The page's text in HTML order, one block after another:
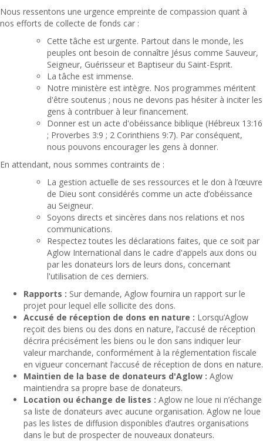
Nous ressentons une urgence empreinte de compassion quant à
nos efforts de collecte de fonds car :
Cette tâche est urgente. Partout dans le monde, les
peuples ont besoin de connaître Jésus comme Sauveur,
Seigneur, Guérisseur et Baptiseur du Saint-Esprit.
La tâche est immense.
Notre ministère est intègre. Nos programmes méritent
d'être soutenus ; nous ne devons pas hésiter à inciter les
gens à contribuer à leur financement.
Donner est un acte d'obéissance biblique (Hébreux 13:16
; Proverbes 3:9 ; 2 Corinthiens 9:7). Par conséquent,
nous pouvons encourager les gens à donner.
En attendant, nous sommes contraints de :
La gestion actuelle de ses ressources et le don à l’œuvre
de Dieu sont considérés comme un acte d’obéissance
au Seigneur.
Soyons directs et sincères dans nos relations et nos
communications.
Respectez toutes les déclarations faites, que ce soit par
Aglow International dans le cadre d'appels aux dons ou
par les donateurs lors de leurs dons, concernant
l'utilisation de ces derniers.
Rapports : Sur demande, Aglow fournira un rapport sur le
projet pour lequel elle sollicite des dons.
Accusé de réception de dons en nature : Lorsqu’Aglow
reçoit des biens ou des dons en nature, l’accusé de réception
décrira précisément les biens ou le don sans indiquer leur
valeur marchande, conformément à la réglementation fiscale
en vigueur concernant l’accusé de réception de dons en nature.
Maintien de la base de donateurs d'Aglow : Aglow
maintiendra sa propre base de donateurs.
Location ou échange de listes : Aglow ne loue ni n’échange
sa liste de donateurs avec aucune organisation. Aglow ne loue
pas les listes de diffusion disponibles d’autres organisations
dans le but de prospecter de nouveaux donateurs.